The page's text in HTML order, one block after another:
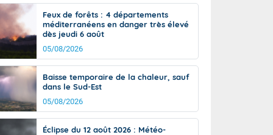
de
Phénomènes dangereux de J+2 à J+7
Avertissement pluies intenses à l'échelle
des communes (Apic)
Bulletins Marine
Bulletins d'estimation du risque
d'avalanche
Météo des forêts
Vigicrues
Feux de forêts : 4 départements
méditerranéens en danger très élevé
dès jeudi 6 août
05/08/2026
Baisse temporaire de la chaleur, sauf
dans le Sud-Est
05/08/2026
Éclipse du 12 août 2026 : Météo-